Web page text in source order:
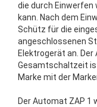
die durch
kann. Nach dem
Schütz für die
angeschlossenen
Elektrogerät an.
Gesamtschaltzeit
Marke mit der
Der Automat ZAP 1